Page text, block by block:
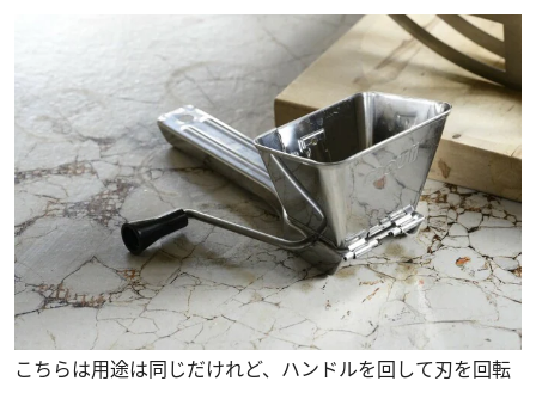
こちらは用途は同じだけれど、ハンドルを回して刃を回転